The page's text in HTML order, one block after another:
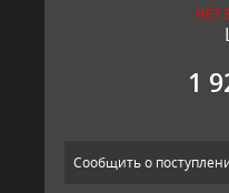
НЕТ
1
Сообщить о